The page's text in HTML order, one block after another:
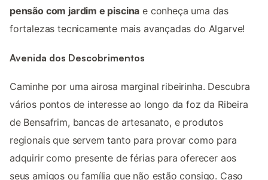
pensão com jardim e piscina e conheça uma das
fortalezas tecnicamente mais avançadas do Algarve!
Avenida dos Descobrimentos
Caminhe por uma airosa marginal ribeirinha. Descubra
vários pontos de interesse ao longo da foz da Ribeira
de Bensafrim, bancas de artesanato, e produtos
regionais que servem tanto para provar como para
adquirir como presente de férias para oferecer aos
seus amigos ou família que não estão consigo. Caso